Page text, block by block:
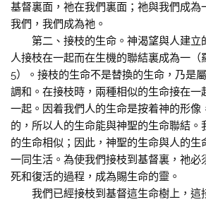
基督裏面，祂在我們裏面；祂與我們成為
我們，我們成為祂。
第二、接枝的生命。神渴望與人建立
人接枝在一起而在生機的聯結裏成為一（
5）。接枝的生命不是替換的生命，乃是
調和。在接枝時，兩種相似的生命接在一
一起。因着我們人的生命是按着神的形像
的，所以人的生命能與神聖的生命聯結。
的生命相似；因此，神聖的生命與人的生
一同生活。為使我們接枝到基督裏，祂必
死和復活的過程，成為賜生命的靈。
我們已經接枝到基督這生命樹上，這